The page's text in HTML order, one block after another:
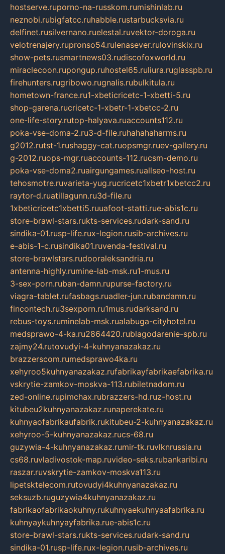
hostserve.ruporno-na-russkom.rumishinlab.ru
neznobi.rubigfatcc.ruhabble.rustarbucksvia.ru
delfinet.rusilvernano.ruelestal.ruvektor-doroga.ru
velotrenajery.rupronso54.rulenasever.rulovinskix.ru
show-pets.rusmartnews03.rudiscofoxworld.ru
miraclecoon.rupongup.ruhostel65.ruliura.ruglasspb.ru
firehunters.rugribowo.rugnalis.rubulkitula.ru
hometown-france.ru1-xbeticricetc-1-xbetti-5.ru
shop-garena.rucricetc-1-xbetr-1-xbetcc-2.ru
one-life-story.rutop-halyava.ruaccounts112.ru
poka-vse-doma-2.ru3-d-file.ruhahahaharms.ru
g2012.rutst-1.rushaggy-cat.ruopsmgr.ruev-gallery.ru
g-2012.ruops-mgr.ruaccounts-112.rucsm-demo.ru
poka-vse-doma2.ruairgungames.ruallseo-host.ru
tehosmotre.ruvarieta-yug.rucricetc1xbetr1xbetcc2.ru
raytor-d.ruatillagunn.ru3d-file.ru
1xbeticricetc1xbetti5.ruuafoot-statti.rue-abis1c.ru
store-brawl-stars.rukts-services.rudark-sand.ru
sindika-01.rusp-life.rux-legion.rusib-archives.ru
e-abis-1-c.rusindika01.ruvenda-festival.ru
store-brawlstars.rudooraleksandria.ru
antenna-highly.rumine-lab-msk.ru1-mus.ru
3-sex-porn.ruban-damn.rupurse-factory.ru
viagra-tablet.rufasbags.ruadler-jun.rubandamn.ru
fincontech.ru3sexporn.ru1mus.rudarksand.ru
rebus-toys.ruminelab-msk.rualabuga-cityhotel.ru
medsprawo-4-ka.ru2864420.rublagodarenie-spb.ru
zajmy24.rutovudyi-4-kuhnyanazakaz.ru
brazzerscom.rumedsprawo4ka.ru
xehyroo5kuhnyanazakaz.rufabrikayfabrikaefabrika.ru
vskrytie-zamkov-moskva-113.rubiletnadom.ru
zed-online.rupimchax.rubrazzers-hd.ruz-host.ru
kitubeu2kuhnyanazakaz.runaperekate.ru
kuhnyaofabrikaufabrik.rukitubeu-2-kuhnyanazakaz.ru
xehyroo-5-kuhnyanazakaz.rucs-68.ru
guzywia-4-kuhnyanazakaz.rumir-tk.ruvlknrussia.ru
cs68.ruvladivostok-map.ruvideo-seks.rubankaribi.ru
raszar.ruvskrytie-zamkov-moskva113.ru
lipetsktelecom.rutovudyi4kuhnyanazakaz.ru
seksuzb.ruguzywia4kuhnyanazakaz.ru
fabrikaofabrikaokuhny.rukuhnyaekuhnyaafabrika.ru
kuhnyaykuhnyayfabrika.rue-abis1c.ru
store-brawl-stars.rukts-services.rudark-sand.ru
sindika-01.rusp-life.rux-legion.rusib-archives.ru